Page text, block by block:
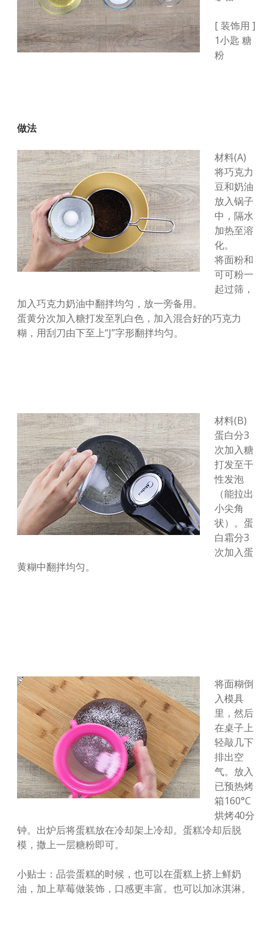
[ 装饰用 ]
1小匙 糖
粉
做法
材料(A)
将巧克力
豆和奶油
放入锅子
中，隔水
加热至溶
化。
将面粉和
可可粉一
起过筛，
加入巧克力奶油中翻拌均匀，放一旁备用。
蛋黄分次加入糖打发至乳白色，加入混合好的巧克力
糊，用刮刀由下至上“J”字形翻拌均匀。
材料(B)
蛋白分3
次加入糖
打发至干
性发泡
（能拉出
小尖角
状）。蛋
白霜分3
次加入蛋
黄糊中翻拌均匀。
将面糊倒
入模具
里，然后
在桌子上
轻敲几下
排出空
气。放入
已预热烤
箱160°C
烘烤40分
钟。出炉后将蛋糕放在冷却架上冷却。蛋糕冷却后脱
模，撒上一层糖粉即可。
小贴士：品尝蛋糕的时候，也可以在蛋糕上挤上鲜奶
油，加上草莓做装饰，口感更丰富。也可以加冰淇淋。